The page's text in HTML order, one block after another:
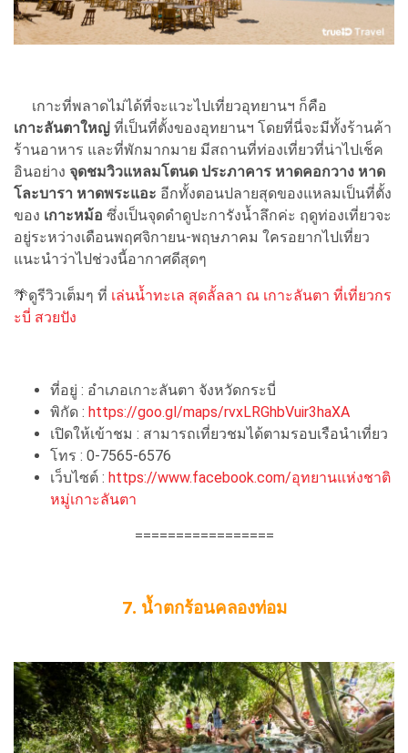
เกาะที่พลาดไม่ได้ที่จะแวะไปเที่ยวอุทยานฯ ก็คือ
เกาะลันตาใหญ่ ที่เป็นที่ตั้งของอุทยานฯ โดยที่นี่จะมีทั้งร้านค้า
ร้านอาหาร และที่พักมากมาย มีสถานที่ท่องเที่ยวที่น่าไปเช็ค
อินอย่าง จุดชมวิวแหลมโตนด ประภาคาร หาดคอกวาง หาด
โละบารา หาดพระแอะ อีกทั้งตอนปลายสุดของแหลมเป็นที่ตั้ง
ของ เกาะหม้อ ซึ่งเป็นจุดดำดูปะการังน้ำลึกค่ะ ฤดูท่องเที่ยวจะ
อยู่ระหว่างเดือนพฤศจิกายน-พฤษภาคม ใครอยากไปเที่ยว
แนะนำว่าไปช่วงนี้อากาศดีสุดๆ
🌴ดูรีวิวเต็มๆ ที่ เล่นน้ำทะเล สุดลั้ลลา ณ เกาะลันตา ที่เที่ยวกร
ะบี่ สวยปัง
ที่อยู่ : อำเภอเกาะลันตา จังหวัดกระบี่
พิกัด : https://goo.gl/maps/rvxLRGhbVuir3haXA
เปิดให้เข้าชม : สามารถเที่ยวชมได้ตามรอบเรือนำเที่ยว
โทร : 0-7565-6576
เว็บไซต์ : https://www.facebook.com/อุทยานแห่งชาติ
หมู่เกาะลันตา
=================
7. น้ำตกร้อนคลองท่อม